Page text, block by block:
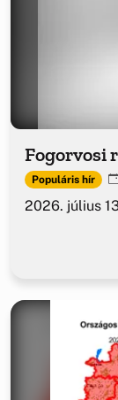
Fogorvosi
Populáris hír
2026. július